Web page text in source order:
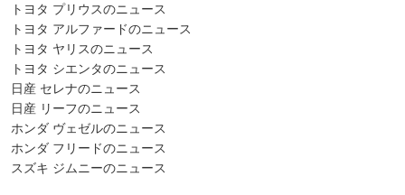
トヨタ プリウスのニュース
トヨタ アルファードのニュース
トヨタ ヤリスのニュース
トヨタ シエンタのニュース
日産 セレナのニュース
日産 リーフのニュース
ホンダ ヴェゼルのニュース
ホンダ フリードのニュース
スズキ ジムニーのニュース